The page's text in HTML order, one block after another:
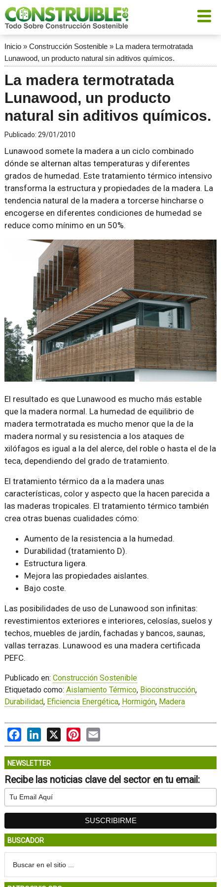
Inicio» Construcción Sostenible» La madera termotratada
Lunawood, un producto natural sin aditivos químicos.
La madera termotratada
Lunawood, un producto
natural sin aditivos químicos.
Publicado: 29/01/2010
Lunawood somete la madera a un ciclo combinado
dónde se alternan altas temperaturas y diferentes
grados de humedad. Este tratamiento térmico intensivo
transforma la estructura y propiedades de la madera. La
tendencia natural de la madera a torcerse hincharse o
encogerse en diferentes condiciones de humedad se
reduce como mínimo en un 50%.
El resultado es que Lunawood es mucho más estable
que la madera normal. La humedad de equilibrio de
madera termotratada es mucho menor que la de la
madera normal y su resistencia a los ataques de
xilófagos es igual a la del alerce, del roble o hasta el de la
teca, dependiendo del grado de tratamiento.
El tratamiento térmico da a la madera unas
características, color y aspecto que la hacen parecida a
las maderas tropicales. El tratamiento térmico también
crea otras buenas cualidades cómo:
Aumento de la resistencia a la humedad.
Durabilidad (tratamiento D).
Estructura ligera.
Mejora las propiedades aislantes.
Bajo coste.
Las posibilidades de uso de Lunawood son infinitas:
revestimientos exteriores e interiores, celosías, suelos y
techos, muebles de jardín, fachadas y bancos, saunas,
vallas terrazas. Lunawood es una madera certificada
PEFC.
Publicado en: Construcción Sostenible
Etiquetado como: Aislamiento Térmico, Bioconstrucción,
Durabilidad, Eficiencia Energética, Hormigón, Madera
FacebookLinkedIn
X PinterestEmail
NEWSLETTER
Recibe las noticias clave del sector en tu email:
BUSCADOR